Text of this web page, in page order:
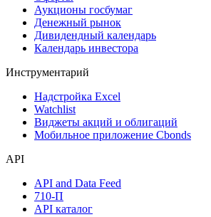
Календарь событий
Дефолты
Размещения
Оферты
Денежный рынок
Календарь инвестора
Инструментарий
Мобильное приложение Cbonds
API